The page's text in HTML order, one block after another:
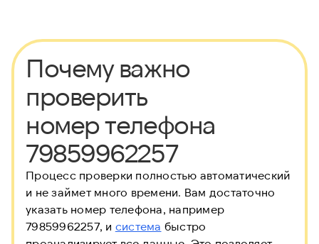
Почему важно
проверить
номер телефона
79859962257
Процесс проверки полностью автоматический
и не займет много времени. Вам достаточно
указать номер телефона, например
79859962257, и система быстро